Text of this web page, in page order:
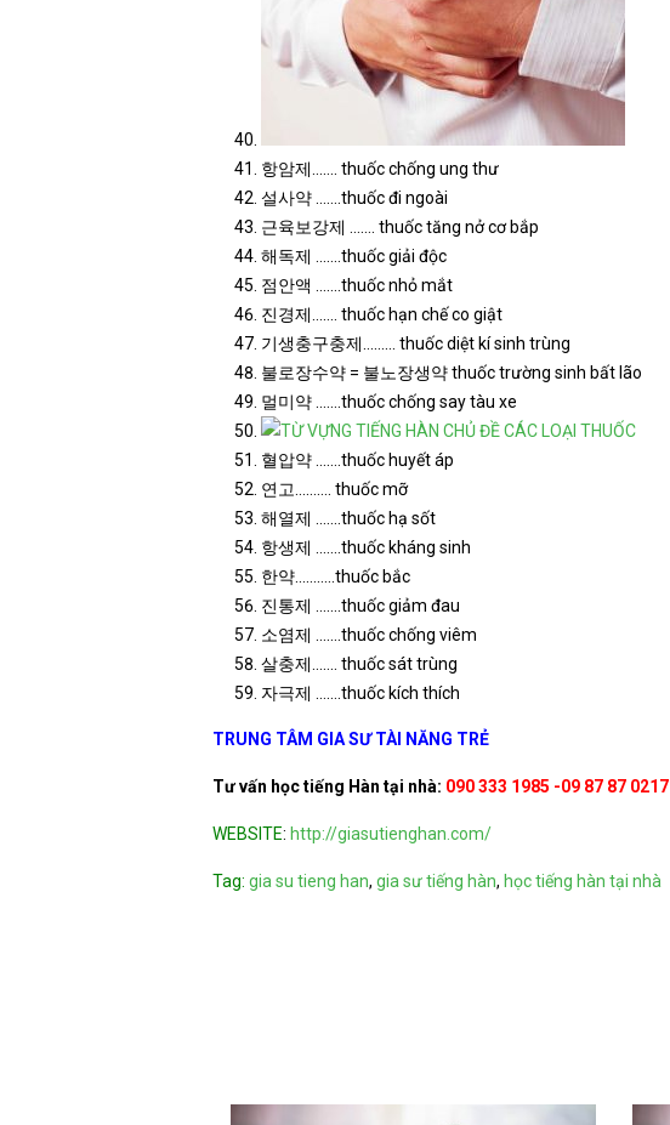
항암제……. thuốc chống ung thư
설사약 …….thuốc đi ngoài
근육보강제 ……. thuốc tăng nở cơ bắp
해독제 …….thuốc giải độc
점안액 …….thuốc nhỏ mắt
진경제……. thuốc hạn chế co giật
기생충구충제……… thuốc diệt kí sinh trùng
불로장수약 = 불노장생약 thuốc trường sinh bất lão
멀미약 …….thuốc chống say tàu xe
혈압약 …….thuốc huyết áp
연고………. thuốc mỡ
해열제 …….thuốc hạ sốt
항생제 …….thuốc kháng sinh
한약………..thuốc bắc
진통제 …….thuốc giảm đau
소염제 …….thuốc chống viêm
살충제……. thuốc sát trùng
자극제 …….thuốc kích thích
TRUNG TÂM GIA SƯ TÀI NĂNG TRẺ
Tư vấn học tiếng Hàn tại nhà: 090 333 1985 -09 87 87 0217
WEBSITE: http://giasutienghan.com/
Tag: gia su tieng han, gia sư tiếng hàn, học tiếng hàn tại nhà